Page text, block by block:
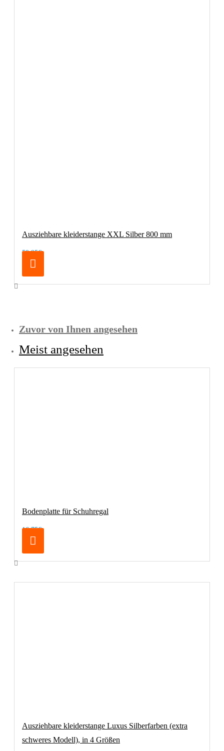
Ausziehbare kleiderstange XXL Silber 800 mm
59,95€
Zuvor von Ihnen angesehen
Meist angesehen
Bodenplatte für Schuhregal
16,75€
Ausziehbare kleiderstange Luxus Silberfarben (extra
schweres Modell), in 4 Größen